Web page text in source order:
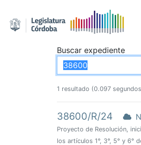
Buscar expediente
1 resultado (0.097
38600/R/24
Proyecto de Resolución,
los artículos 1°, 3°, 5° y 6°